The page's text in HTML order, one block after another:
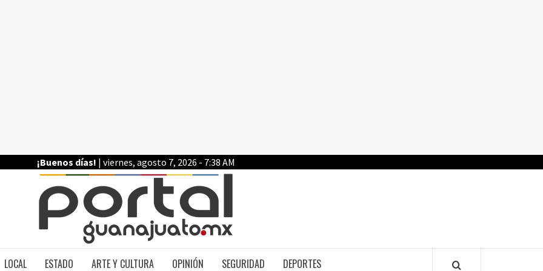
¡Buenos días! | viernes, agosto 7, 2026 - 7:38 AM
LOCAL ESTADO ARTE Y CULTURA OPINIÓN SEGURIDAD DEPORTES